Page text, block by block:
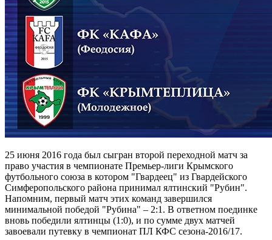
25 июня 2016 года был сыгран второй переходной матч за
право участия в чемпионате Премьер-лиги Крымского
футбольного союза в котором "Гвардеец" из Гвардейского
Симферопольского района принимал ялтинский "Рубин".
Напомним, первый матч этих команд завершился
минимальной победой "Рубина" – 2:1. В ответном поединке
вновь победили ялтинцы (1:0), и по сумме двух матчей
завоевали путевку в чемпионат ПЛ КФС сезона-2016/17.